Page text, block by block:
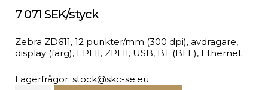
7 071 SEK/styck
Zebra ZD611, 12 punkter/mm (300 dpi), avdragare,
display (färg), EPLII, ZPLII, USB, BT (BLE), Ethernet
Lagerfrågor: stock@skc-se.eu